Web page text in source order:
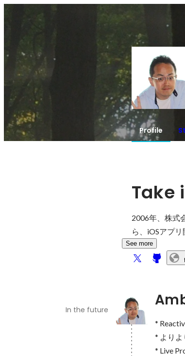
Profile
Take
2006年、株式
ら、iOSアプリ
See more
In the future
*
* よりよ
* Live